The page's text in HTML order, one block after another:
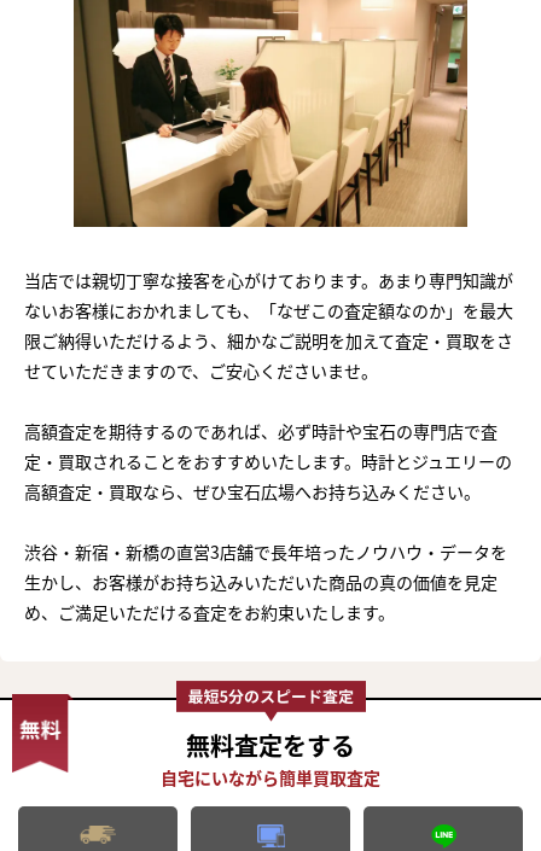
当店では親切丁寧な接客を心がけております。あまり専門知識が
ないお客様におかれましても、「なぜこの査定額なのか」を最大
限ご納得いただけるよう、細かなご説明を加えて査定・買取をさ
せていただきますので、ご安心くださいませ。
高額査定を期待するのであれば、必ず時計や宝石の専門店で査
定・買取されることをおすすめいたします。時計とジュエリーの
高額査定・買取なら、ぜひ宝石広場へお持ち込みください。
渋谷・新宿・新橋の直営3店舗で長年培ったノウハウ・データを
生かし、お客様がお持ち込みいただいた商品の真の価値を見定
め、ご満足いただける査定をお約束いたします。
無料査定をする